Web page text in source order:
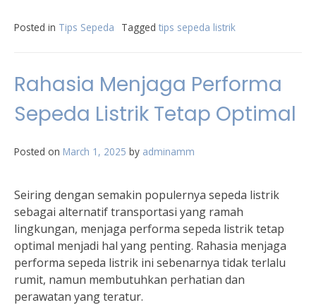
Posted in Tips Sepeda Tagged tips sepeda listrik
Rahasia Menjaga Performa
Sepeda Listrik Tetap Optimal
Posted on March 1, 2025 by adminamm
Seiring dengan semakin populernya sepeda listrik
sebagai alternatif transportasi yang ramah
lingkungan, menjaga performa sepeda listrik tetap
optimal menjadi hal yang penting. Rahasia menjaga
performa sepeda listrik ini sebenarnya tidak terlalu
rumit, namun membutuhkan perhatian dan
perawatan yang teratur.